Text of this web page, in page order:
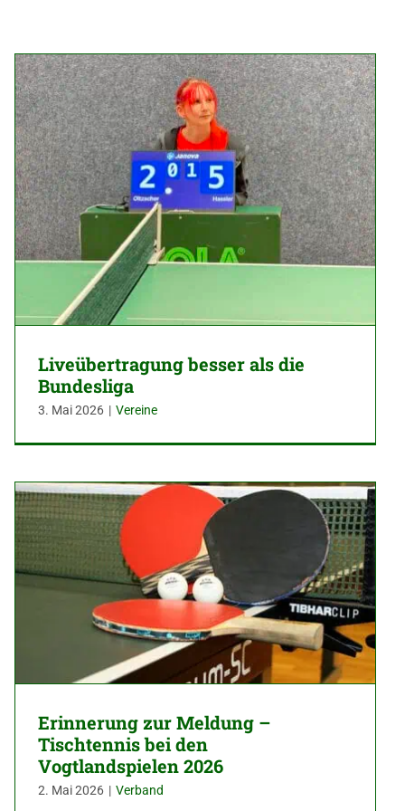
Liveübertragung besser als die
Bundesliga
3. Mai 2026 | Vereine
Erinnerung zur Meldung –
Tischtennis bei den
Vogtlandspielen 2026
2. Mai 2026 | Verband